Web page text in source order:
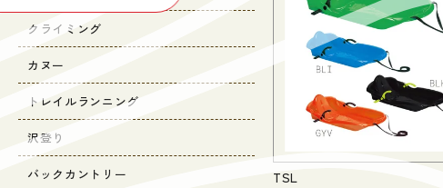
クライミング
カヌー
トレイルランニング
沢登り
バックカントリー
TSL